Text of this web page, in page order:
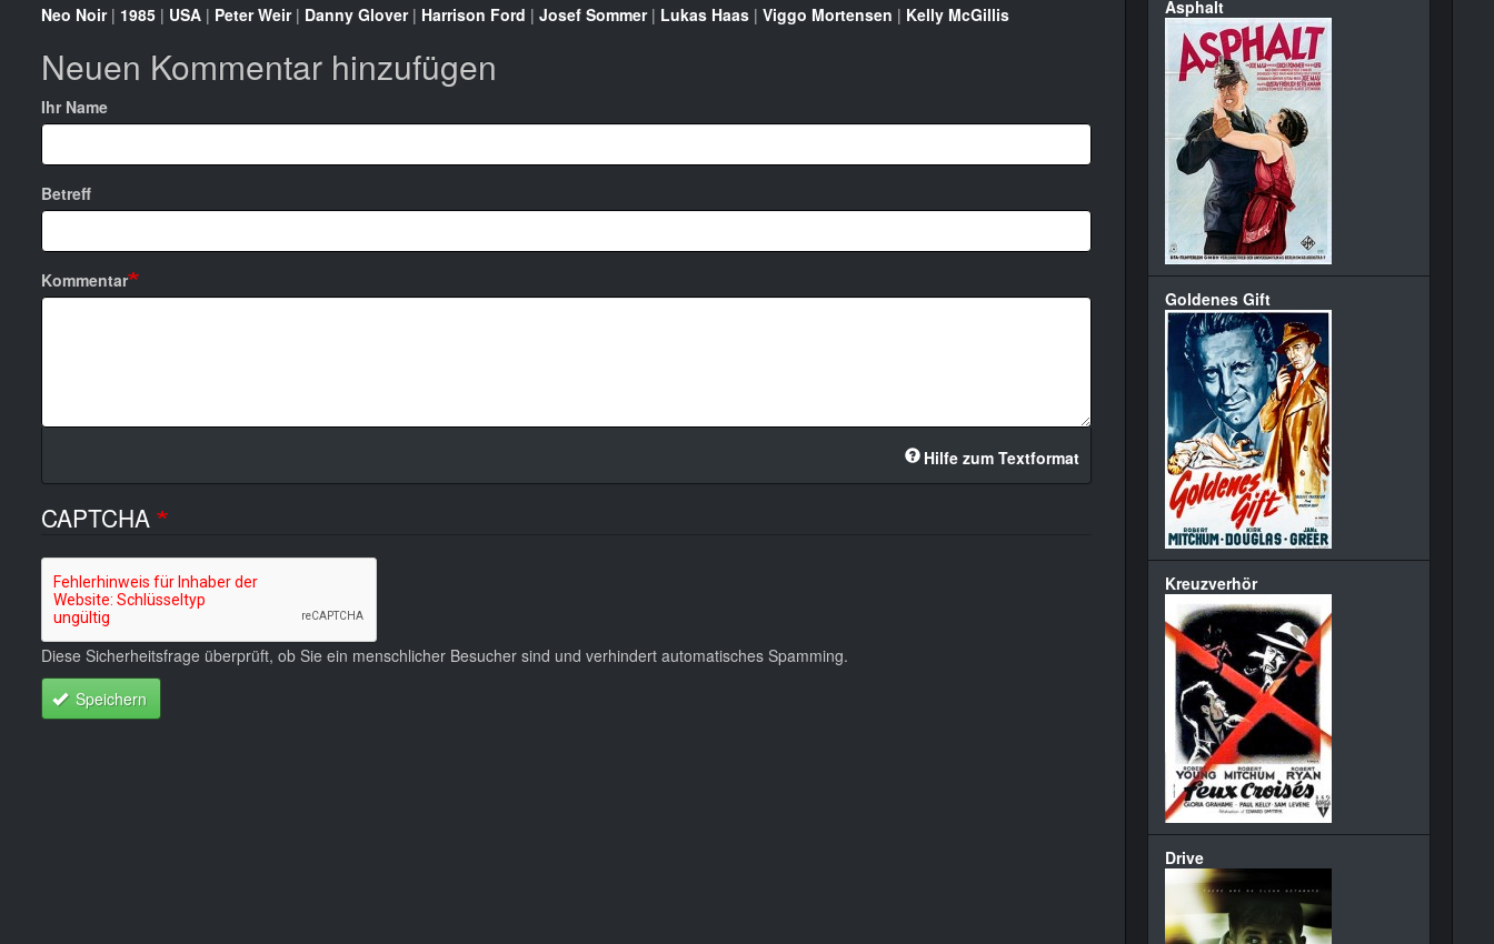
Neo Noir| 1985 | USA | Peter Weir| Danny Glover| Harrison Ford | Josef Sommer| Lukas Haas | Viggo Mortensen | Kelly McGillis
Neuen Kommentar hinzufügen
Ihr Name
Betreff
Kommentar
Hilfe zum Textformat
CAPTCHA
Diese Sicherheitsfrage überprüft, ob Sie ein menschlicher Besucher sind und verhindert automatisches Spamming.
Speichern
Asphalt
Goldenes Gift
Kreuzverhör
Drive